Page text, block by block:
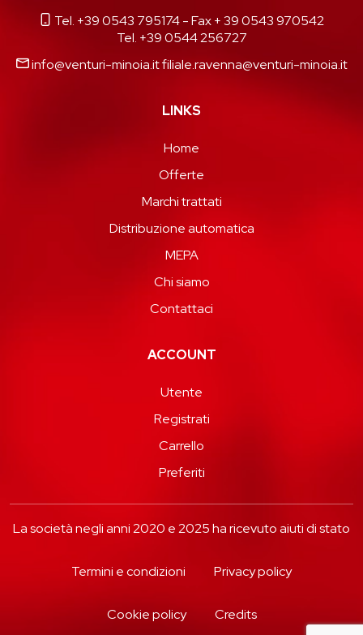
Tel. +39 0543 795174- Fax + 39 0543 970542
Tel. +39 0544 256727
info@venturi-minoia.itfiliale.ravenna@venturi-minoia.it
LINKS
Home
Offerte
Marchi trattati
Distribuzione automatica
MEPA
Chi siamo
Contattaci
ACCOUNT
Utente
Registrati
Carrello
Preferiti
La società negli anni 2020 e 2025 ha ricevuto aiuti di stato
Termini e condizioni Privacy policy
Cookie policy Credits